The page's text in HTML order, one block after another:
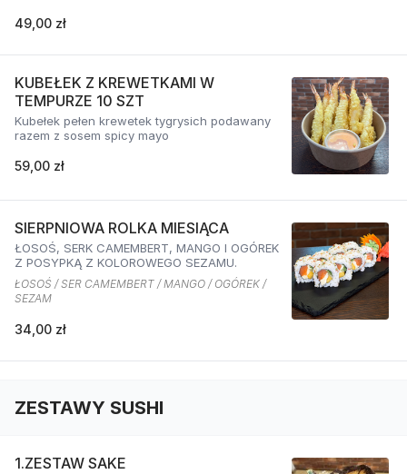
49,00 zł
KUBEŁEK Z KREWETKAMI W
TEMPURZE 10 SZT
Kubełek pełen krewetek tygrysich podawany
razem z sosem spicy mayo
59,00 zł
SIERPNIOWA ROLKA MIESIĄCA
ŁOSOŚ, SERK CAMEMBERT, MANGO I OGÓREK
Z POSYPKĄ Z KOLOROWEGO SEZAMU.
ŁOSOŚ / SER CAMEMBERT / MANGO / OGÓREK /
SEZAM
34,00 zł
ZESTAWY SUSHI
1.ZESTAW SAKE